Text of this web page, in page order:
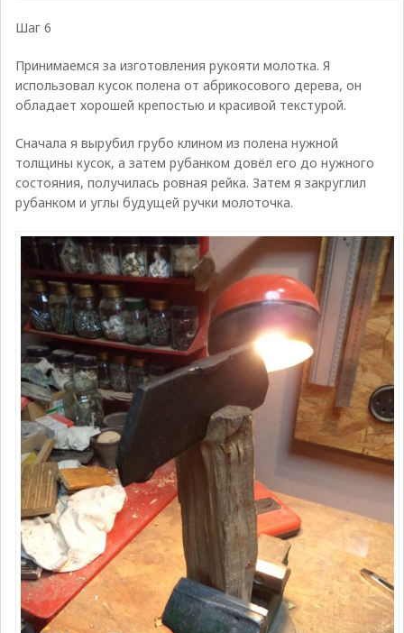
Шаг 6
Принимаемся за изготовления рукояти молотка. Я
использовал кусок полена от абрикосового дерева, он
обладает хорошей крепостью и красивой текстурой.
Сначала я вырубил грубо клином из полена нужной
толщины кусок, а затем рубанком довёл его до нужного
состояния, получилась ровная рейка. Затем я закруглил
рубанком и углы будущей ручки молоточка.